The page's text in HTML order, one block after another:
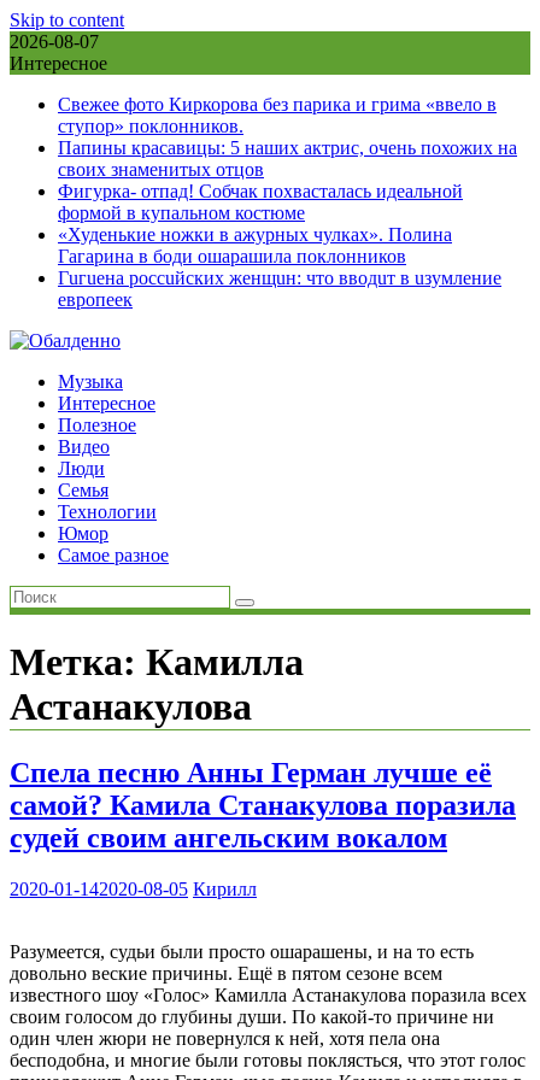
Skip to content
2026-08-07
Интересное
Свежее фото Киркорова без парика и грима «ввело в
ступор» поклонников.
Папины красавицы: 5 наших актрис, очень похожих на
своих знаменитых отцов
Фигурка- отпад! Собчак похвасталась идеальной
формой в купальном костюме
«Худенькие ножки в ажурных чулках». Полина
Гагарина в боди ошарашила поклонников
Гuгuена россuйских женщuн: что вводuт в uзумление
европеек
Музыка
Интересное
Полезное
Видео
Люди
Семья
Технологии
Юмор
Самое разное
Метка: Камилла
Астанакулова
Спела песню Анны Герман лучше её
самой? Камила Станакулова поразила
судей своим ангельским вокалом
2020-01-142020-08-05 Кирилл
Разумеется, судьи были просто ошарашены, и на то есть
довольно веские причины. Ещё в пятом сезоне всем
известного шоу «Голос» Камилла Астанакулова поразила всех
своим голосом до глубины души. По какой-то причине ни
один член жюри не повернулся к ней, хотя пела она
бесподобна, и многие были готовы поклясться, что этот голос